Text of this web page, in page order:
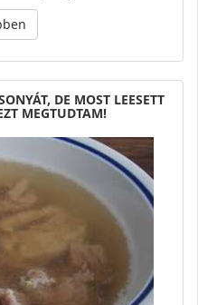
DE MOST LEESETT
MEGTUDTAM!